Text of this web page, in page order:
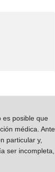
es posible que
médica. Ante
particular y,
ser incompleta,